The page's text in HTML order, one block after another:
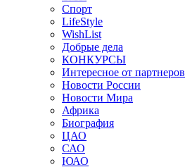
Спорт
LifeStyle
WishList
Добрые дела
КОНКУРСЫ
Интересное от партнеров
Новости России
Новости Мира
Африка
Биография
ЦАО
САО
ЮАО